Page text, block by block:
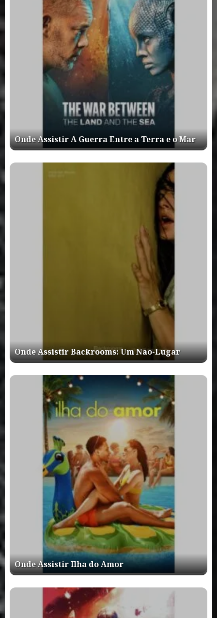
Onde Assistir A Guerra Entre a Terra e o Mar
Onde Assistir Backrooms: Um Não-Lugar
Onde Assistir Ilha do Amor